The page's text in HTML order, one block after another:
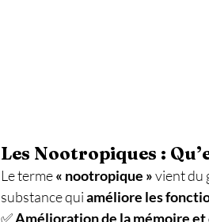
Les Nootropiques :
Le terme « nootropique » vient du
substance qui améliore les
✅ Amélioration de la mémoire et